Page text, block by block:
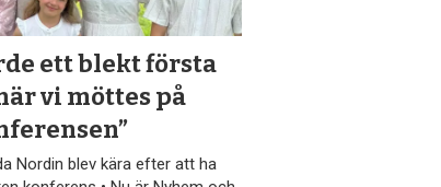
ett blekt första
vi möttes på
Nordin blev kära efter att ha